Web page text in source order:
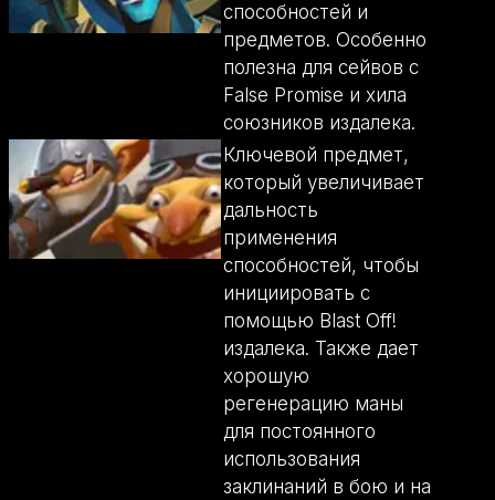
способностей и
предметов. Особенно
полезна для сейвов с
False Promise и хила
союзников издалека.
Ключевой предмет,
который увеличивает
дальность
применения
способностей, чтобы
инициировать с
помощью Blast Off!
издалека. Также дает
хорошую
регенерацию маны
для постоянного
использования
заклинаний в бою и на